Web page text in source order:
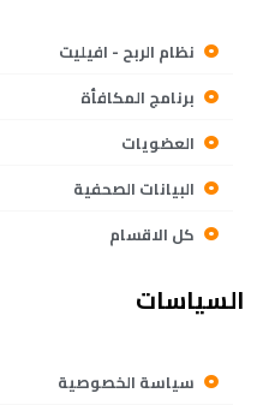
نظام الربح - افيليت
برنامج المكافأة
العضويات
البيانات الصحفية
كل الاقسام
السياسات
سياسة الخصوصية